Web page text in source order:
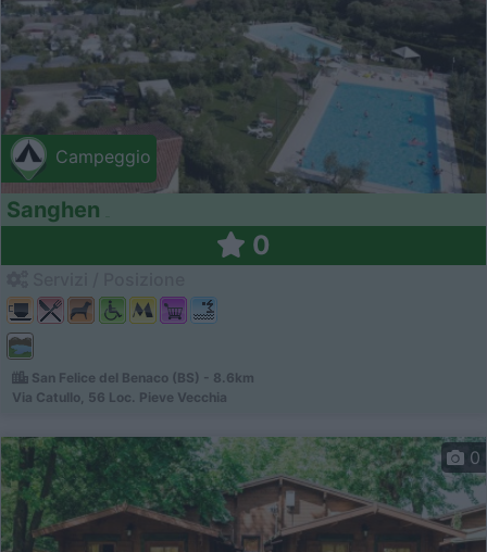
Campeggio
Sanghen
0
San Felice del Benaco (BS) - 8.6km
Via Catullo, 56 Loc. Pieve Vecchia
0